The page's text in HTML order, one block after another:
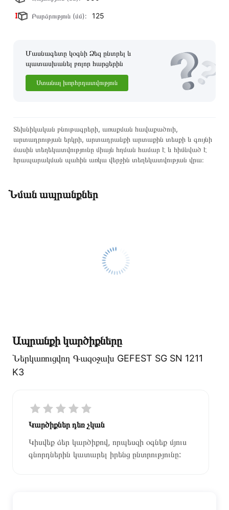
կատարվում է 14 օրվա ընթացքում:
Բարձրություն (մմ): 125
Մասնագետը կօգնի Ձեզ ընտրել և
պատասխանել բոլոր հարցերին
Ստանալ խորհրդատվություն
Տեխնիկական բնութագրերի, առաքման հավաքածուի,
արտադրության երկրի, արտադրանքի արտաքին տեսքի և գույնի
մասին տեղեկատվությունը միայն հղման համար է և հիմնված է
հրապարակման պահին առկա վերջին տեղեկատվության վրա։
Նման ապրանքներ
Ապրանքի կարծիքները
Ներկառուցվող Գազօջախ GEFEST SG SN 1211
K3
Կարծիքներ դեռ չկան
Կիսվեք ձեր կարծիքով, որպեսզի օգնեք մյուս
գնորդներին կատարել իրենց ընտրությունը: